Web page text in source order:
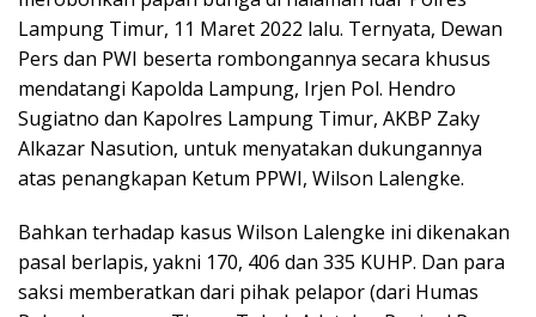
Lampung Timur, 11 Maret 2022 lalu. Ternyata, Dewan
Pers dan PWI beserta rombongannya secara khusus
mendatangi Kapolda Lampung, Irjen Pol. Hendro
Sugiatno dan Kapolres Lampung Timur, AKBP Zaky
Alkazar Nasution, untuk menyatakan dukungannya
atas penangkapan Ketum PPWI, Wilson Lalengke.
Bahkan terhadap kasus Wilson Lalengke ini dikenakan
pasal berlapis, yakni 170, 406 dan 335 KUHP. Dan para
saksi memberatkan dari pihak pelapor (dari Humas